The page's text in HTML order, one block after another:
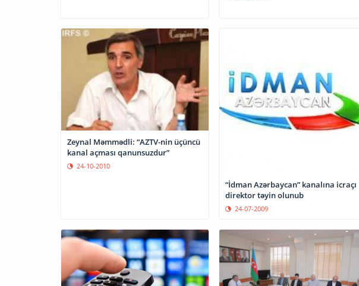
Zeynal Məmmədli: “AZTV-nin üçüncü
kanal açması qanunsuzdur”
24-10-2010
“İdman Azərbaycan” kanalına icraçı
direktor təyin olunub
24-07-2009